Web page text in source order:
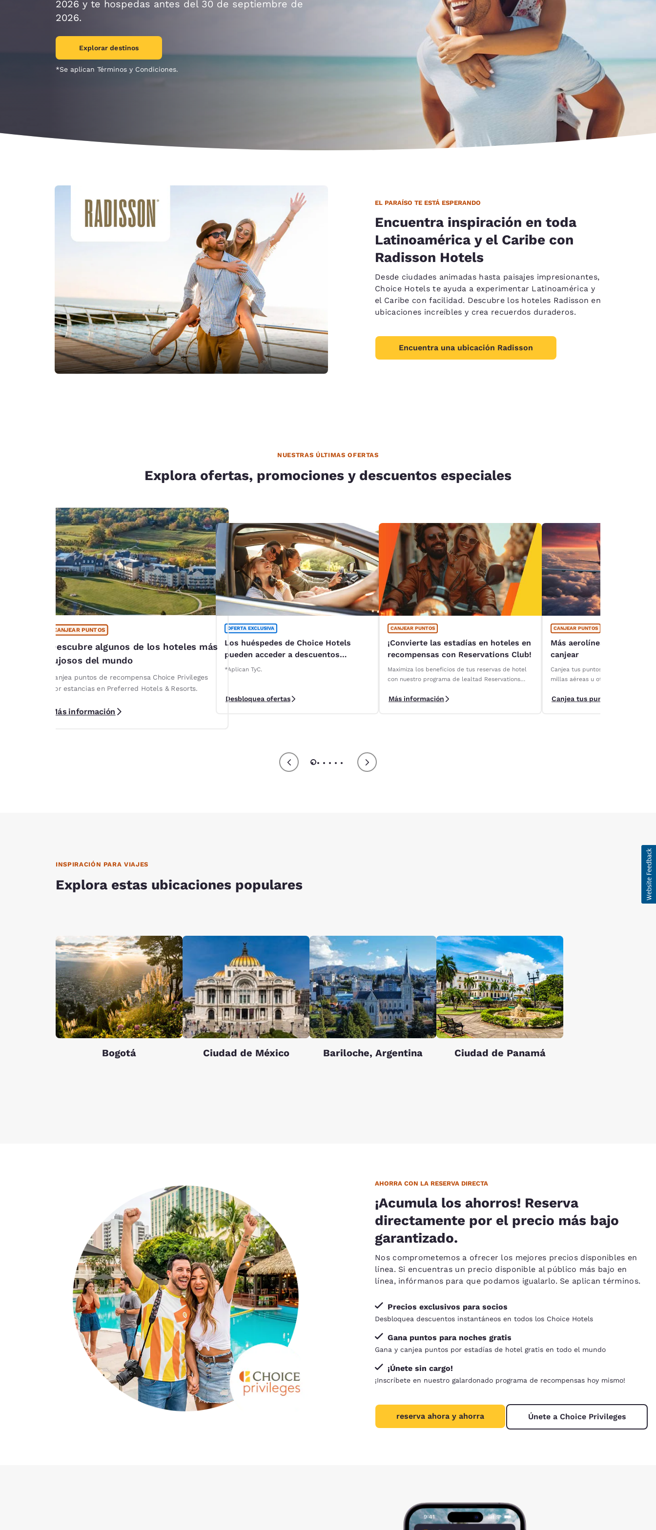
Français Español
Deutsch English Español
France
English
English
2026 y te hospedas antes del 30 de septiembre de
2026.
Explorar destinos
*Se aplican Términos y Condiciones.
EL PARAÍSO TE ESTÁ ESPERANDO
Encuentra inspiración en toda
Latinoamérica y el Caribe con
Radisson Hotels
Desde ciudades animadas hasta paisajes impresionantes,
Choice Hotels te ayuda a experimentar Latinoamérica y
el Caribe con facilidad. Descubre los hoteles Radisson en
ubicaciones increíbles y crea recuerdos duraderos.
Encuentra una ubicación Radisson
NUESTRAS ÚLTIMAS OFERTAS
Explora ofertas, promociones y descuentos especiales
CANJEAR PUNTOS
Descubre algunos de los hoteles más
lujosos del mundo
Canjea puntos de recompensa Choice Privileges
por estancias en Preferred Hotels & Resorts.
Más información
OFERTA EXCLUSIVA
Los huéspedes de Choice Hotels
pueden acceder a descuentos
especiales* en alquileres de Localiza
*Aplican TyC.
Desbloquea ofertas
CANJEAR PUNTOS
¡Convierte las estadías en hoteles en
recompensas con Reservations Club!
Maximiza los beneficios de tus reservas de hotel
con nuestro programa de lealtad Reservations
Más información
CANJEAR PUNTOS
Más aerolíneas, más
canjear
Canjea tus puntos Choice Privileges
millas aéreas u otras recompensas.
valor de tus puntos.
Canjea tus puntos
INSPIRACIÓN PARA VIAJES
Explora estas ubicaciones populares
Bogotá Ciudad de México Bariloche, Argentina Ciudad de Panamá
AHORRA CON LA RESERVA DIRECTA
¡Acumula los ahorros! Reserva
directamente por el precio más bajo
garantizado.
Nos comprometemos a ofrecer los mejores precios disponibles en
línea. Si encuentras un precio disponible al público más bajo en
línea, infórmanos para que podamos igualarlo. Se aplican términos.
Precios exclusivos para socios
Desbloquea descuentos instantáneos en todos los Choice Hotels
Gana puntos para noches gratis
Gana y canjea puntos por estadías de hotel gratis en todo el mundo
¡Únete sin cargo!
¡Inscríbete en nuestro galardonado programa de recompensas hoy mismo!
reserva ahora y ahorra Únete a Choice Privileges